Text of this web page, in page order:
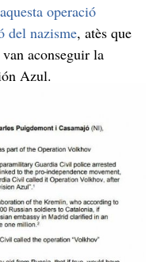
operació
del nazisme​, atès que
aconseguir la
Azul.